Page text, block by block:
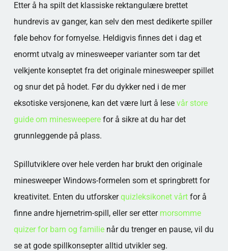
Etter å ha spilt det klassiske rektangulære brettet
hundrevis av ganger, kan selv den mest dedikerte spiller
føle behov for fornyelse. Heldigvis finnes det i dag et
enormt utvalg av minesweeper varianter som tar det
velkjente konseptet fra det originale minesweeper spillet
og snur det på hodet. Før du dykker ned i de mer
eksotiske versjonene, kan det være lurt å lese vår store
guide om minesweeperefor å sikre at du har det
grunnleggende på plass.
Spillutviklere over hele verden har brukt den originale
minesweeper Windows-formelen som et springbrett for
kreativitet. Enten du utforskerquizleksikonet vårtfor å
finne andre hjernetrim-spill, eller ser etter morsomme
quizer for barn og familienår du trenger en pause, vil du
se at gode spillkonsepter alltid utvikler seg.
Hva betyr «guess-free» i denne
sammenhengen?
Populære kategorier